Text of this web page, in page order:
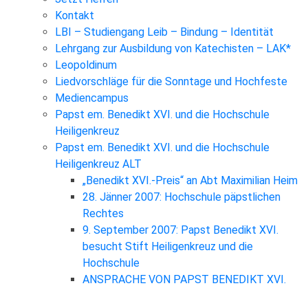
Kontakt
LBI – Studiengang Leib – Bindung – Identität
Lehrgang zur Ausbildung von Katechisten – LAK*
Leopoldinum
Liedvorschläge für die Sonntage und Hochfeste
Mediencampus
Papst em. Benedikt XVI. und die Hochschule
Heiligenkreuz
Papst em. Benedikt XVI. und die Hochschule
Heiligenkreuz ALT
„Benedikt XVI.-Preis“ an Abt Maximilian Heim
28. Jänner 2007: Hochschule päpstlichen
Rechtes
9. September 2007: Papst Benedikt XVI.
besucht Stift Heiligenkreuz und die
Hochschule
ANSPRACHE VON PAPST BENEDIKT XVI.